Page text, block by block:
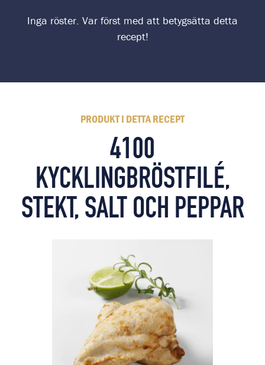
Inga röster. Var först med att betygsätta detta
recept!
PRODUKT I DETTA RECEPT
4100
KYCKLINGBRÖSTFILÉ,
STEKT, SALT OCH PEPPAR